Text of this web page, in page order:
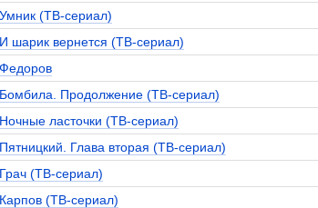
Умник (ТВ-сериал)
И шарик вернется (ТВ-сериал)
Федоров
Бомбила. Продолжение (ТВ-сериал)
Ночные ласточки (ТВ-сериал)
Пятницкий. Глава вторая (ТВ-сериал)
Грач (ТВ-сериал)
Карпов (ТВ-сериал)